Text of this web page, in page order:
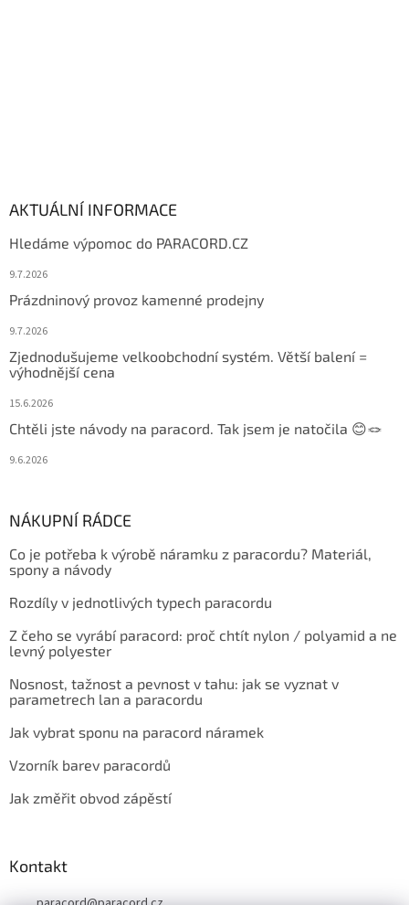
AKTUÁLNÍ INFORMACE
Hledáme výpomoc do PARACORD.CZ
9.7.2026
Prázdninový provoz kamenné prodejny
9.7.2026
Zjednodušujeme velkoobchodní systém. Větší balení =
výhodnější cena
15.6.2026
Chtěli jste návody na paracord. Tak jsem je natočila 😊🪢
9.6.2026
NÁKUPNÍ RÁDCE
Co je potřeba k výrobě náramku z paracordu? Materiál,
spony a návody
Rozdíly v jednotlivých typech paracordu
Z čeho se vyrábí paracord: proč chtít nylon / polyamid a ne
levný polyester
Nosnost, tažnost a pevnost v tahu: jak se vyznat v
parametrech lan a paracordu
Jak vybrat sponu na paracord náramek
Vzorník barev paracordů
Jak změřit obvod zápěstí
Kontakt